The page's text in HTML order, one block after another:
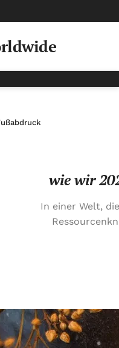
reduzieren können
wie wir
In einer Welt,